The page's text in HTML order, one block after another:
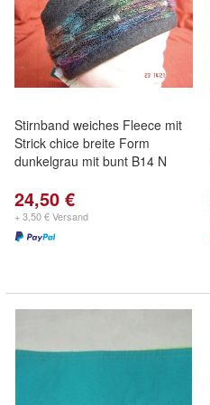
Stirnband weiches Fleece mit
Strick chice breite Form
dunkelgrau mit bunt B14 N
24,50 €
+ 3,50 € Versand